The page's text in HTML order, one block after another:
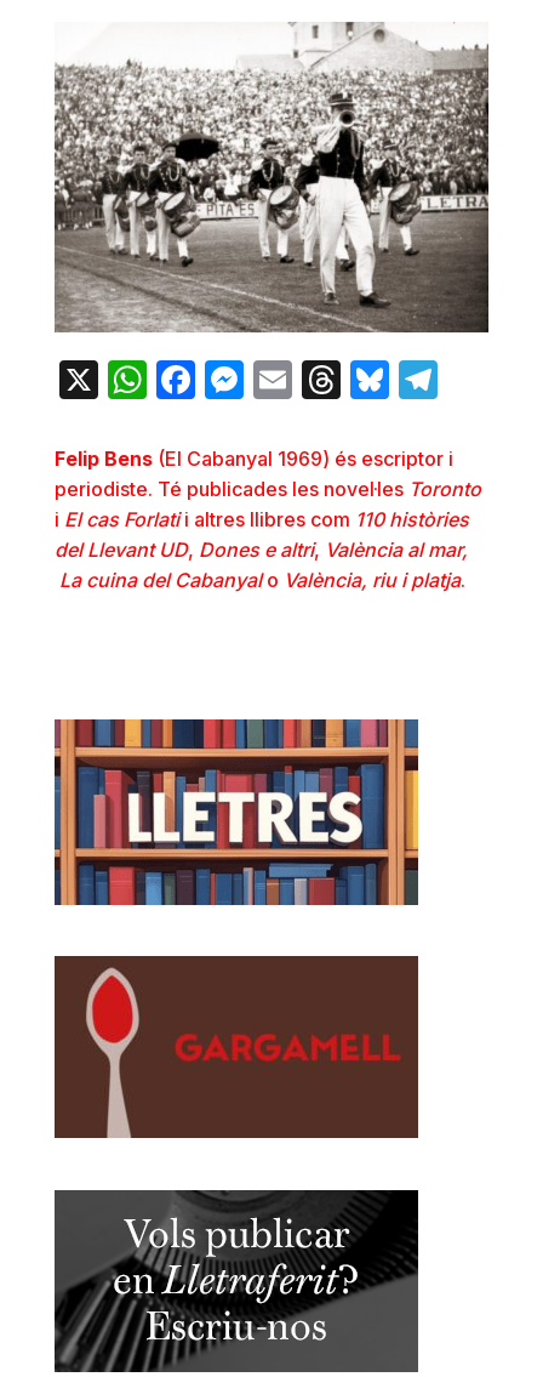
X WhatsApp
Facebook
Messenger
EmailThreads
Bluesky
Felip Bens (El Cabanyal 1969) és escriptor i
periodiste. Té publicades les novel·les Toronto
i El cas Forlatii altres llibres com 110 històries
del Llevant UD, Dones e altri, València al mar,
La cuina del Cabanyalo València, riu i platja.